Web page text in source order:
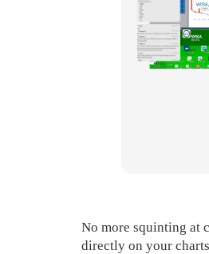
No more squinting at
directly on your